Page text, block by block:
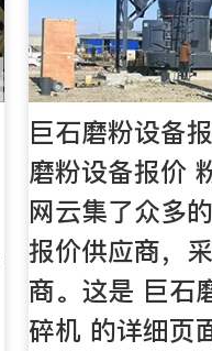
巨石磨粉设备
磨粉设备报价
网云集了众多
报价供应商，
商。这是 巨石
碎机 的详细页